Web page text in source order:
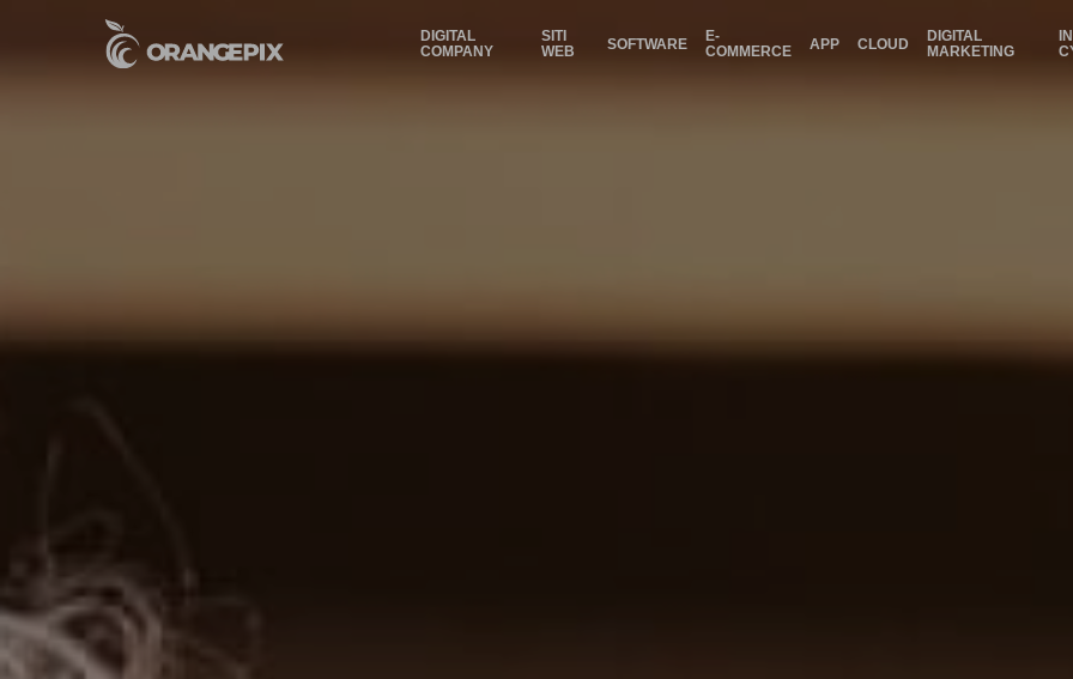
DIGITAL
COMPANY
SITI
WEB
SOFTWARE
E-
COMMERCE
APP CLOUD
DIGITAL
MARKETING